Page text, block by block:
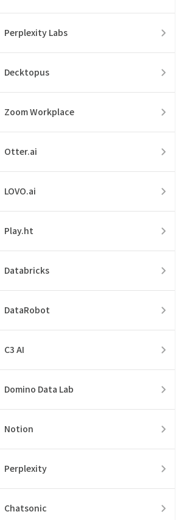
Perplexity Labs
Decktopus
Zoom Workplace
Otter.ai
LOVO.ai
Play.ht
Databricks
DataRobot
C3 AI
Domino Data Lab
Notion
Perplexity
Chatsonic